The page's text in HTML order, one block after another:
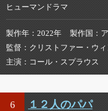
ヒューマンドラマ
製作年 2022年 製作国
監督
クリストファー・ウ
主演
コール・スプラウス
6 １２人のパパ